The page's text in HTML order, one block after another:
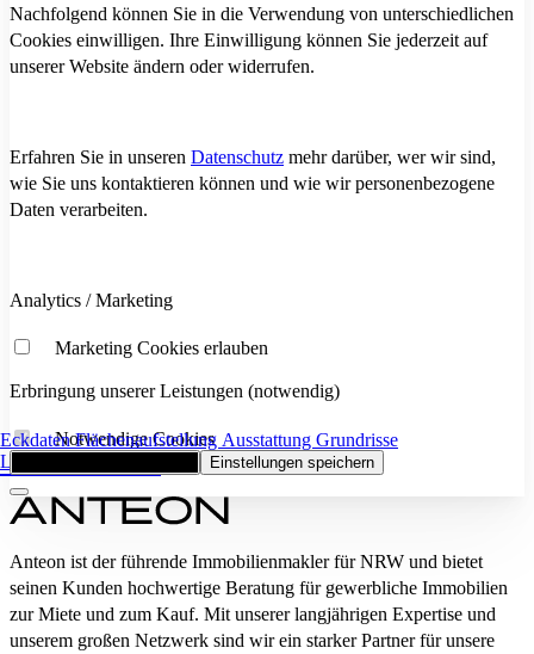
EckdatenFlächenaufstellung Ausstattung Grundrisse
Lage und Anbindung
Nachfolgend können Sie in die Verwendung von unterschiedlichen
Cookies einwilligen. Ihre Einwilligung können Sie jederzeit auf
unserer Website ändern oder widerrufen.
Erfahren Sie in unseren Datenschutz mehr darüber, wer wir sind,
wie Sie uns kontaktieren können und wie wir personenbezogene
Daten verarbeiten.
Analytics / Marketing
Marketing Cookies erlauben
Erbringung unserer Leistungen (notwendig)
Notwendige Cookies
Einstellungen speichern
Anteon ist der führende Immobilienmakler für NRW und bietet
seinen Kunden hochwertige Beratung für gewerbliche Immobilien
zur Miete und zum Kauf. Mit unserer langjährigen Expertise und
unserem großen Netzwerk sind wir ein starker Partner für unsere